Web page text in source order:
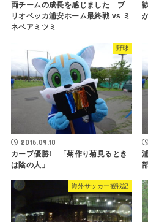
両チームの成長を感じました ブ
リオベッカ浦安ホーム最終戦 vs ミ
ネベアミツミ
野球
2016.09.10
カープ優勝! 「菊作り菊見るとき
は陰の人」
海外サッカー観戦記